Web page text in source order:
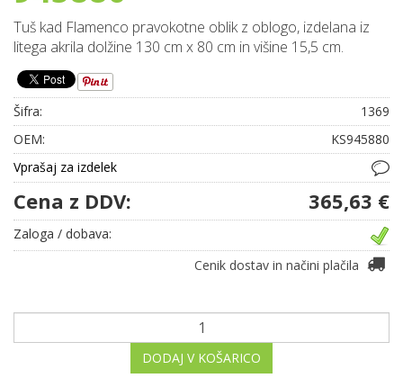
Tuš kad Flamenco pravokotne oblik z oblogo, izdelana iz
litega akrila dolžine 130 cm x 80 cm in višine 15,5 cm.
Šifra:
1369
OEM:
KS945880
Vprašaj za izdelek
Cena z DDV: 365,63 €
Zaloga / dobava:
Cenik dostav in načini plačila
DODAJ V KOŠARICO